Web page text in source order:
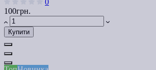
100грн.
Купити